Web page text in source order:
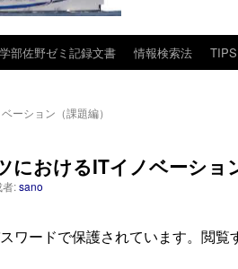
部佐野ゼミ記録文書 情報検索法 TIPS
ーション（課題編）
におけるITイノベーショ
者:sano
ワードで保護されています。閲覧